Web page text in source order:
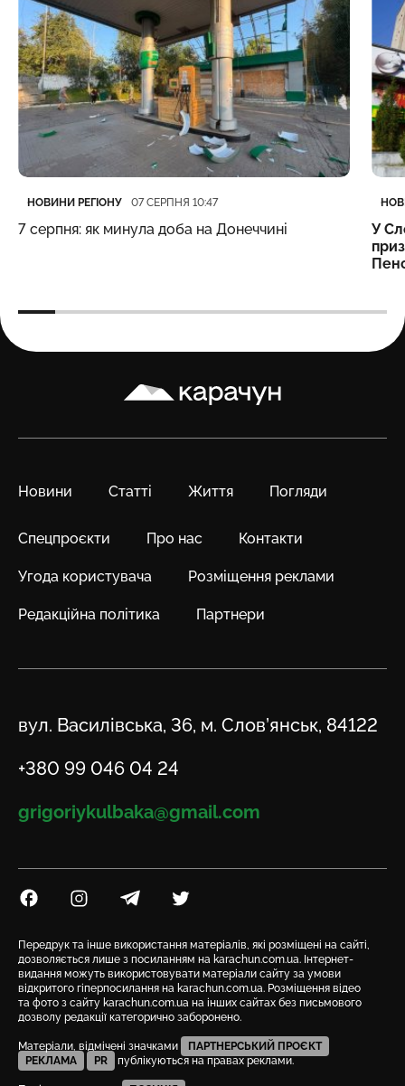
Категорія
НОВИНИ РЕГІОНУ
Дата публікації 07 СЕРПНЯ 10:47
7 серпня: як минула доба на Донеччині
У
Карачун
Новини Статті Життя Погляди
Спецпроєкти Про нас Контакти
Угода користувача Розміщення реклами
Редакційна політика Партнери
Адреса
вул. Василівська, 36, м. Слов’янськ, 84122
Телефон
+380 99 046 04 24
Email
grigoriykulbaka@gmail.com
Посилання на Facebook
Посилання на Instagram
Посилання на Telegram
Посилання на Twitter
Передрук та інше використання матеріалів, які розміщені на сайті,
дозволяється лише з посиланням на karachun.com.ua. Інтернет-
видання можуть використовувати матеріали сайту за умови
відкритого гіперпосилання на karachun.com.ua. Розміщення відео
та фото з сайту karachun.com.ua на інших сайтах без письмового
дозволу редакції категорично заборонено.
Матеріали, відмічені значками
ПАРТНЕРСЬКИЙ ПРОЄКТ
РЕКЛАМА
PR публікуються на правах реклами.